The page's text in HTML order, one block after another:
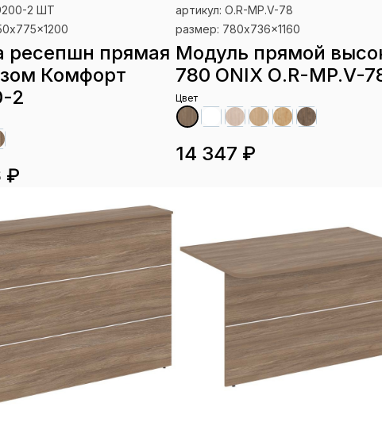
2 ШТ
ресепшн прямая
Комфорт
2
₽
артикул: О.R-MP.V-78
размер: 780x736x1160
Модуль прямой
780 ONIX О.R-MP.V-
Цвет
14 347 ₽